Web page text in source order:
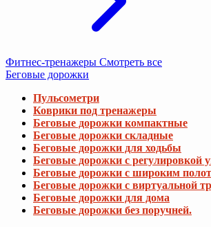
Фитнес-тренажеры Смотреть все
Беговые дорожки
Пульсометри
Коврики под тренажеры
Беговые дорожки компактные
Беговые дорожки складные
Беговые дорожки для ходьбы
Беговые дорожки с регулировкой
Беговые дорожки с широким
Беговые дорожки с виртуальной
Беговые дорожки для дома
Беговые дорожки без поручней.